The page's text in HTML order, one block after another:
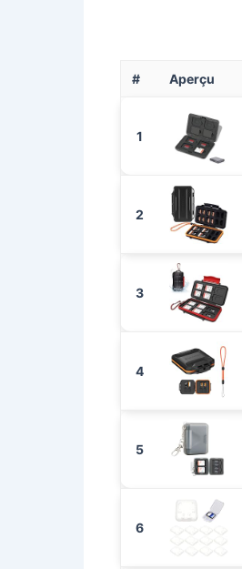
# Aperçu
1
2
3
4
5
6